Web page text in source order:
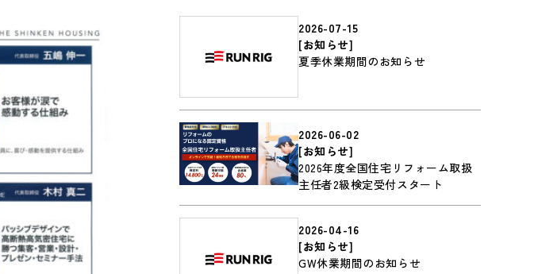
2026-07-15
[お知らせ]
夏季休業期間のお知らせ
2026-06-02
[お知らせ]
2026年度全国住宅リフォーム取扱
主任者2級検定受付スタート
2026-04-16
[お知らせ]
GW休業期間のお知らせ